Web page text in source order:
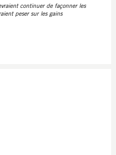
continuer de façonner les
peser sur les gains